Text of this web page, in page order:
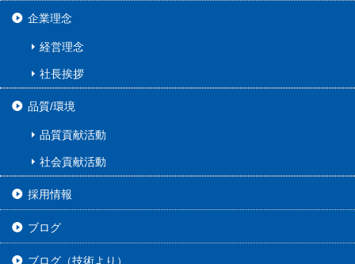
企業理念
経営理念
社長挨拶
品質/環境
品質貢献活動
社会貢献活動
採用情報
ブログ
ブログ（技術より）